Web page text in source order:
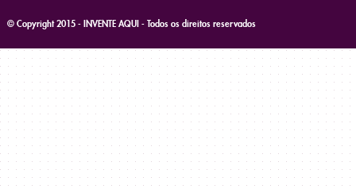
© Copyright 2015 - INVENTE AQUI - Todos os direitos reservados